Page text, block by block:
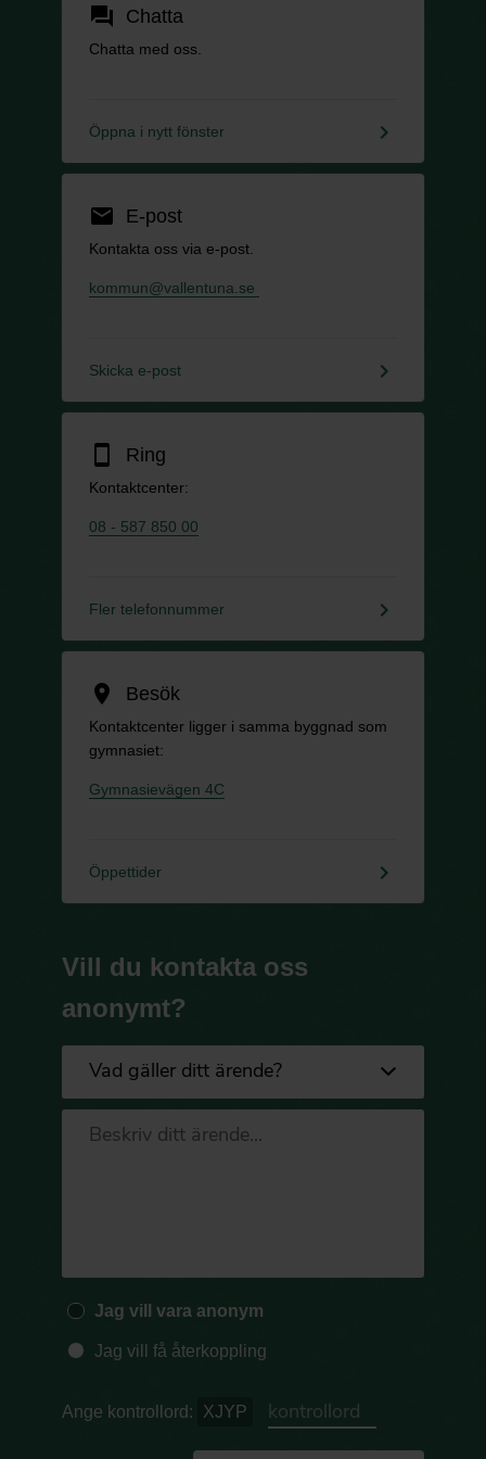
forum Chatta
Chatta med oss.
Öppna i nytt fönster keyboard_arrow_right
email E-post
Kontakta oss via e-post.
kommun@vallentuna.se
Skicka e-post keyboard_arrow_right
smartphone Ring
Kontaktcenter:
08 - 587 850 00
Fler telefonnummer keyboard_arrow_right
location_on Besök
Kontaktcenter ligger i samma byggnad som
gymnasiet:
Gymnasievägen 4C
Öppettider keyboard_arrow_right
Vill du kontakta oss
anonymt?
Jag vill vara anonym
Jag vill få återkoppling
Ange kontrollord: XJYP